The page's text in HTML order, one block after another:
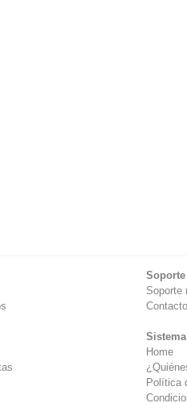
Soporte
Soporte
Contacto
Sistema
Home
Política